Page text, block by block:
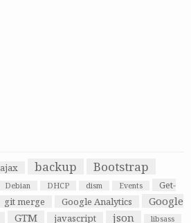
ajax backup
Bootstrap
Debian DHCP dism Events
Get-
git merge Google Analytics
Google
GTM javascript json libsass